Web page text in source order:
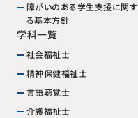
障がいのある学生支援に関す
る基本方針
学科一覧
社会福祉士
精神保健福祉士
言語聴覚士
介護福祉士